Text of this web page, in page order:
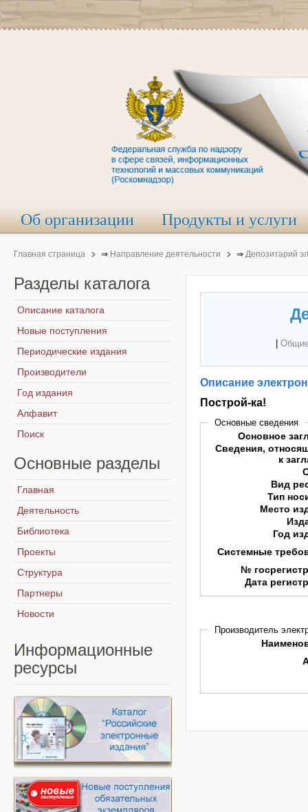
Об организации Продукты и услуги
Главная страница ⇒ Направление деятельности ⇒ Депозитарий
Описание
Построй-ка!
Основные сведения
Основное
Сведения,
к
Вид
Тип
Место
Год
Системные
№
Дата
Производитель
Разделы каталога
Описание каталога
Новые поступления
Периодические издания
Производители
Год издания
Алфавит
Поиск
Основные разделы
Главная
Деятельность
Библиотека
Проекты
Структура
Партнеры
Новости
Информационные
ресурсы